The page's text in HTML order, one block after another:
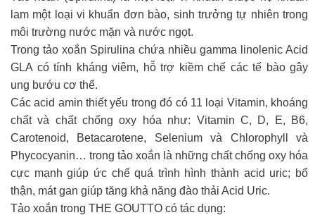
lam một loại vi khuẩn đơn bào, sinh trưởng tự nhiên trong
môi trường nước mặn và nước ngọt.
Trong tảo xoắn Spirulina chứa nhiều gamma linolenic Acid
GLA có tính kháng viêm, hỗ trợ kiềm chế các tế bào gây
ung bướu cơ thể.
Các acid amin thiết yếu trong đó có 11 loại Vitamin, khoáng
chất và chất chống oxy hóa như: Vitamin C, D, E, B6,
Carotenoid, Betacarotene, Selenium và Chlorophyll và
Phycocyanin… trong tảo xoắn là những chất chống oxy hóa
cực mạnh giúp ức chế quá trình hình thành acid uric; bổ
thận, mát gan giúp tăng khả năng đào thải Acid Uric.
Tảo xoắn trong THE GOUTTO có tác dụng: